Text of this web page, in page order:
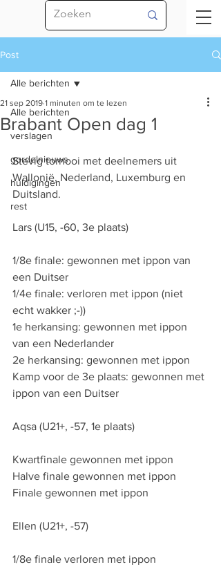
Post
Alle berichten
verslagen
gordelnieuws
huldigingen
rest
Alle berichten
Brabant Open dag 1
21 sep 2019 1 minuten om te lezen
Stevig tornooi met deelnemers uit
Wallonië, Nederland, Luxemburg en
Duitsland.
Lars (U15, -60, 3e plaats)
1/8e finale: gewonnen met ippon van
een Duitser
1/4e finale: verloren met ippon (niet
echt wakker ;-))
1e herkansing: gewonnen met ippon
van een Nederlander
2e herkansing: gewonnen met ippon
Kamp voor de 3e plaats: gewonnen met
ippon van een Duitser
Aqsa (U21+, -57, 1e plaats)
Kwartfinale gewonnen met ippon
Halve finale gewonnen met ippon
Finale gewonnen met ippon
Ellen (U21+, -57)
1/8e finale verloren met ippon